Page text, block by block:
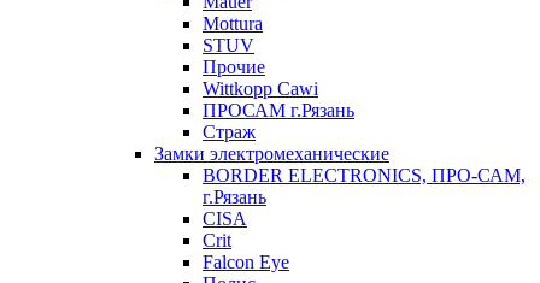
Mottura
STUV
Прочие
Wittkopp Cawi
ПРОСАМ г.Рязань
Страж
Замки электромеханические
BORDER ELECTRONICS, ПРО-САМ,
г.Рязань
CISA
Crit
Falcon Eye